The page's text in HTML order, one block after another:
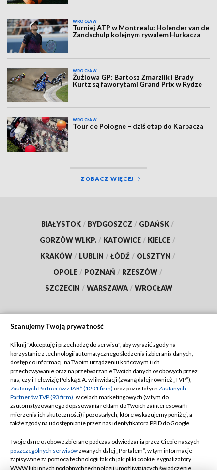
WROCŁAW
Turniej ATP w Montrealu: Holender van de
Zandschulp kolejnym rywalem Hurkacza
WROCŁAW
Żużlowa GP: Bartosz Zmarzlik i Brady
Kurtz są faworytami Grand Prix w Rydze
WROCŁAW
Tour de Pologne – dziś etap do Karpacza
ZOBACZ WIĘCEJ
BIAŁYSTOK / BYDGOSZCZ / GDAŃSK /
GORZÓW WLKP. / KATOWICE / KIELCE /
KRAKÓW / LUBLIN / ŁÓDŹ / OLSZTYN /
OPOLE / POZNAŃ / RZESZÓW /
SZCZECIN / WARSZAWA / WROCŁAW
TVP
Abonament TVP
Emisja w TVP
Centrum informacji TVP
Naziemna Telewizja Cyfrowa
Rada Programowa
System NOS
Regulamin TVP
Polityka prywatności
Moje zgody
Pomoc
Kontakt
Szanujemy Twoją prywatność
Kliknij "Akceptuję i przechodzę do serwisu", aby wyrazić zgody na
korzystanie z technologii automatycznego śledzenia i zbierania danych,
dostęp do informacji na Twoim urządzeniu końcowym i ich
przechowywanie oraz na przetwarzanie Twoich danych osobowych przez
nas, czyli Telewizję Polską S.A. w likwidacji (zwaną dalej również „TVP”),
Zaufanych Partnerów z IAB* (1201 firm) oraz pozostałych Zaufanych
Partnerów TVP (93 firm), w celach marketingowych (w tym do
zautomatyzowanego dopasowania reklam do Twoich zainteresowań i
mierzenia ich skuteczności) i pozostałych, które wskazujemy poniżej, a
także zgody na udostępnianie przez nas identyfikatora PPID do Google.
Twoje dane osobowe zbierane podczas odwiedzania przez Ciebie naszych
poszczególnych serwisówzwanych dalej „Portalem”, w tym informacje
zapisywane za pomocą technologii takich jak: pliki cookie, sygnalizatory
WWW lub innych podobnych technologii umożliwiających świadczenie